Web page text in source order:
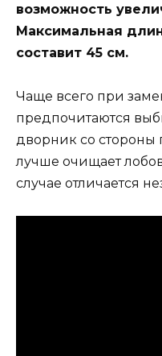
возможность
Максимальная
составит 45 см.
Чаще всего при
предпочитаются
дворник со стороны
лучше очищает
случае отличается